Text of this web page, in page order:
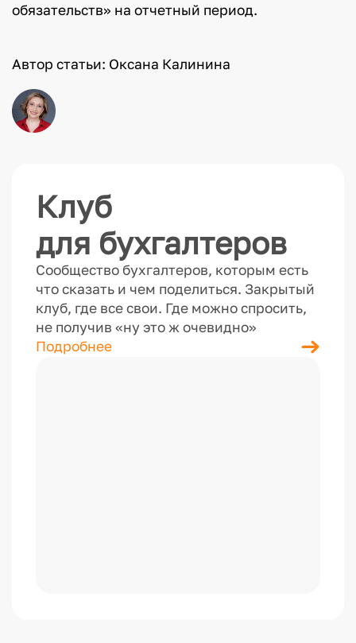
обязательств» на отчетный период.
Автор статьи: Оксана Калинина
Клуб
для бухгалтеров
Сообщество бухгалтеров, которым есть
что сказать и чем поделиться. Закрытый
клуб, где все свои. Где можно спросить,
не получив «ну это ж очевидно»
Подробнее